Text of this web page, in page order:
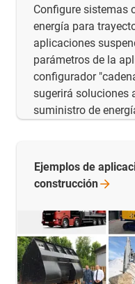
Configure sistemas
energía para
aplicaciones
parámetros de la
configurador
sugerirá soluciones
suministro de
Ejemplos de
construcción